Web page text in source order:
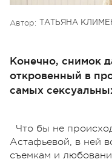
Автор: ТАТЬЯНА
Конечно, снимок
откровенный в
самых
Что бы не
Астафьевой, в ней
съемкам и